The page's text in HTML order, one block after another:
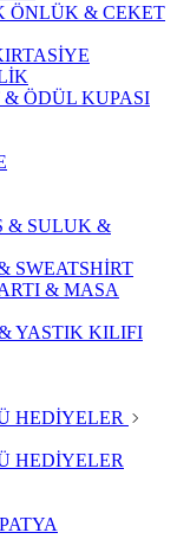
ÖNLÜK & CEKET
ÖDÜL KUPASI
& SULUK &
SWEATSHİRT
& MASA
YASTIK KILIFI
HEDİYELER
HEDİYELER